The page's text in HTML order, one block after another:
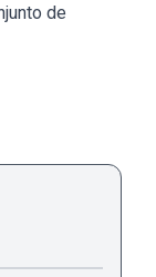
de